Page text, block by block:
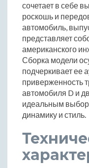
сочетает в себе
роскошь и
автомобиль,
представляет
американского
Сборка модели
подчеркивает ее
приверженность
автомобиля D и
идеальным
динамику и стиль.